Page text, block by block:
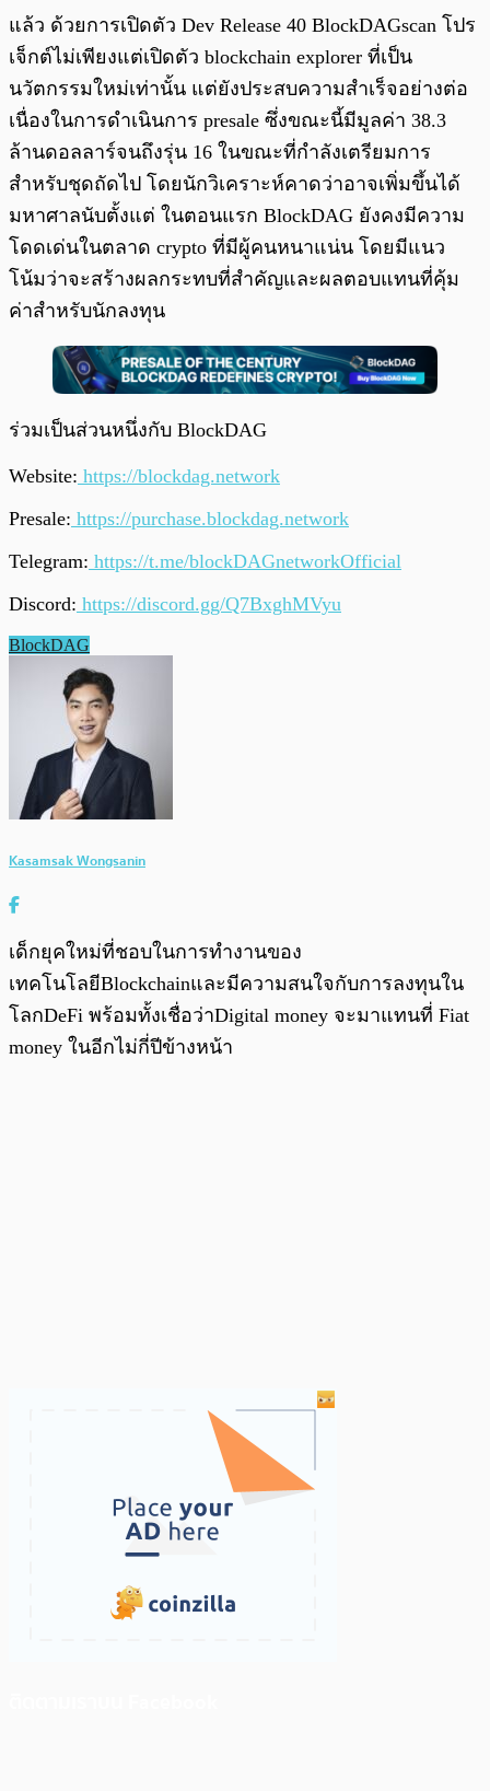
แล้ว ด้วยการเปิดตัว Dev Release 40 BlockDAGscan โปร
เจ็กต์ไม่เพียงแต่เปิดตัว blockchain explorer ที่เป็น
นวัตกรรมใหม่เท่านั้น แต่ยังประสบความสำเร็จอย่างต่อ
เนื่องในการดำเนินการ presale ซึ่งขณะนี้มีมูลค่า 38.3
ล้านดอลลาร์จนถึงรุ่น 16 ในขณะที่กำลังเตรียมการ
สำหรับชุดถัดไป โดยนักวิเคราะห์คาดว่าอาจเพิ่มขึ้นได้
มหาศาลนับตั้งแต่ ในตอนแรก BlockDAG ยังคงมีความ
โดดเด่นในตลาด crypto ที่มีผู้คนหนาแน่น โดยมีแนว
โน้มว่าจะสร้างผลกระทบที่สำคัญและผลตอบแทนที่คุ้ม
ค่าสำหรับนักลงทุน
ร่วมเป็นส่วนหนึ่งกับ BlockDAG
Website: https://blockdag.network
Presale: https://purchase.blockdag.network
Telegram: https://t.me/blockDAGnetworkOfficial
Discord: https://discord.gg/Q7BxghMVyu
BlockDAG
Kasamsak Wongsanin
เด็กยุคใหม่ที่ชอบในการทำงานของ
เทคโนโลยีBlockchainและมีความสนใจกับการลงทุนใน
โลกDeFi พร้อมทั้งเชื่อว่าDigital money จะมาแทนที่ Fiat
money ในอีกไม่กี่ปีข้างหน้า